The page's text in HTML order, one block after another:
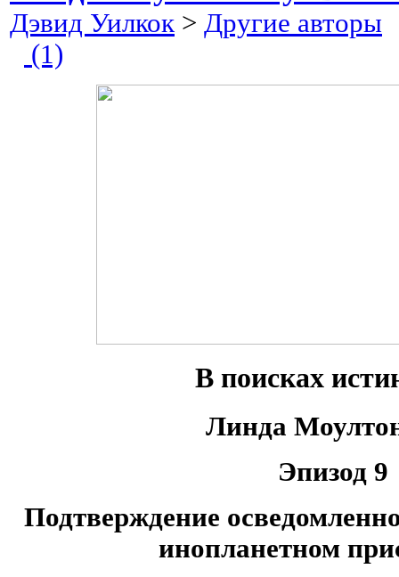
Дэвид Уилкок > Другие авторы
(1)
В поисках
Линда
Эпизод 9
Подтверждение
инопланетном